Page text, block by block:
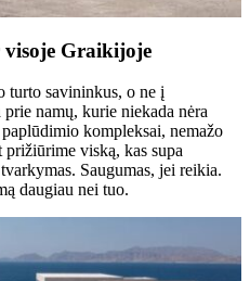
Graikijoje
turto savininkus, o ne į
namų, kurie niekada nėra
kompleksai, nemažo
viską, kas supa
Saugumas, jei reikia.
daugiau nei tuo.